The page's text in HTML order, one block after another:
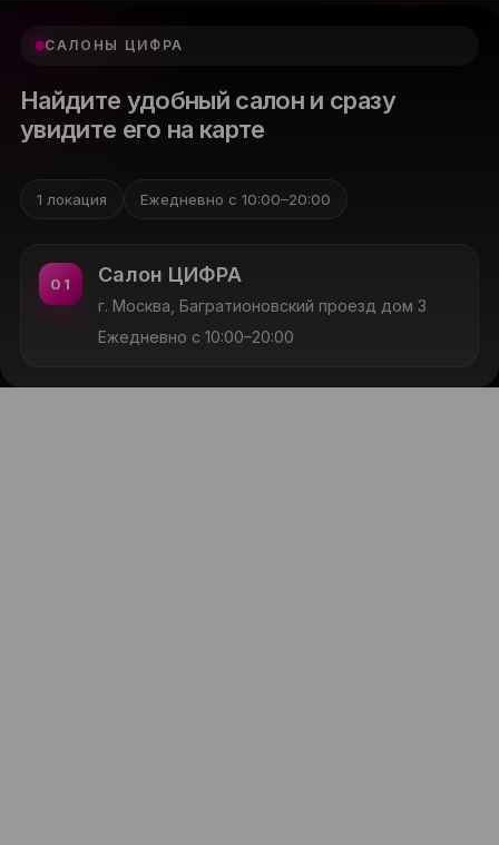
САЛОНЫ ЦИФРА
Найдите удобный салон и сразу
увидите его на карте
1 локация Ежедневно с 10:00–20:00
01 Салон ЦИФРА
г. Москва, Багратионовский проезд дом 3
Ежедневно с 10:00–20:00